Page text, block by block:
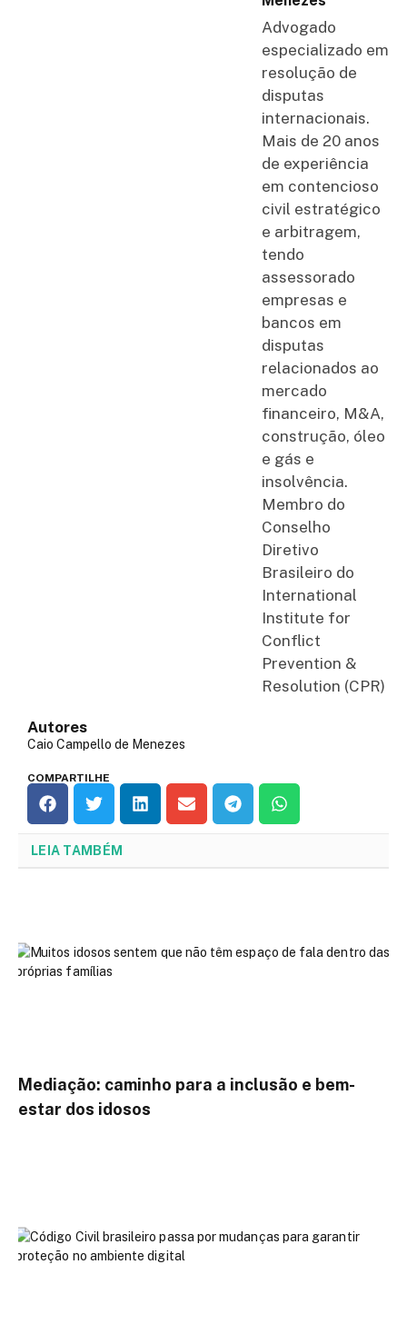
Advogado
especializado em
resolução de
disputas
internacionais.
Mais de 20 anos
de experiência
em contencioso
civil estratégico
e arbitragem,
tendo
assessorado
empresas e
bancos em
disputas
relacionados ao
mercado
financeiro, M&A,
construção, óleo
e gás e
insolvência.
Membro do
Conselho
Diretivo
Brasileiro do
International
Institute for
Conflict
Prevention &
Resolution (CPR)
Autores
Caio Campello de Menezes
COMPARTILHE
LEIA TAMBÉM
Mediação: caminho para a inclusão e bem-
estar dos idosos